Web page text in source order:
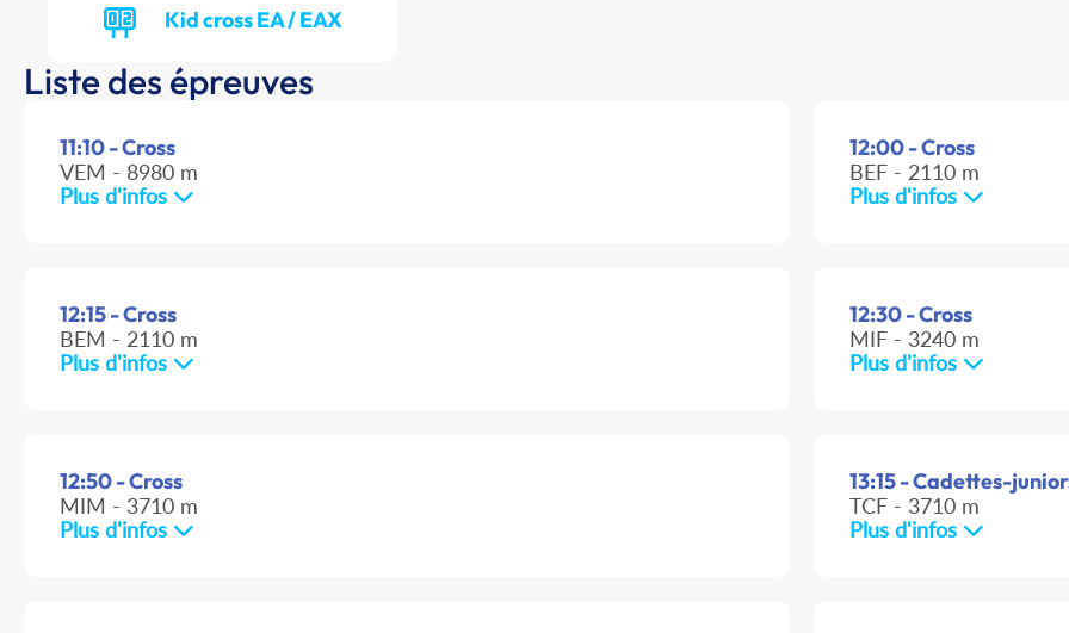
Kid cross EA / EAX
Liste des épreuves
11:10 - Cross
VEM - 8980 m
Plus d'infos
12:00 - Cross
BEF - 2110 m
Plus d'infos
12:15 - Cross
BEM - 2110 m
Plus d'infos
12:30 - Cross
MIF - 3240 m
Plus d'infos
12:50 - Cross
MIM - 3710 m
Plus d'infos
13:15 - Cadettes-
TCF - 3710 m
Plus d'infos